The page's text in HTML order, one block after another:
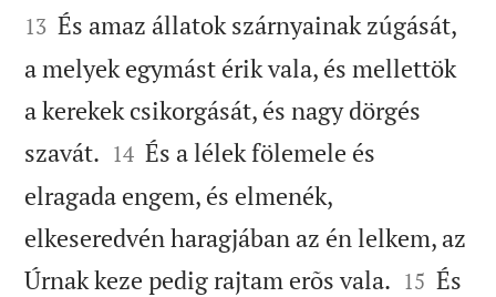
13 És amaz állatok szárnyainak zúgását,
a melyek egymást érik vala, és mellettök
a kerekek csikorgását, és nagy dörgés
szavát. 

14 És a lélek fölemele és
elragada engem, és elmenék,
elkeseredvén haragjában az én lelkem, az
Úrnak keze pedig rajtam erõs vala. 

15 És